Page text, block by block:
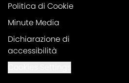
Politica di Cookie
Minute Media
Dichiarazione di
accessibilità